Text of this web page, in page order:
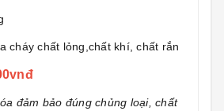
cháy chất lỏng,chất khí, chất rắn
đảm bảo đúng chủng loại, chất